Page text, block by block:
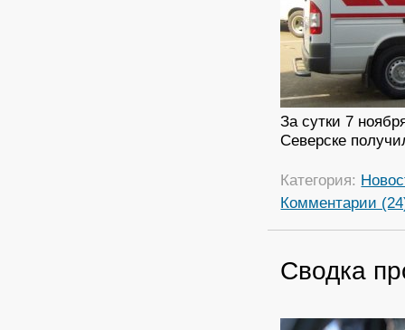
За сутки 7
Северске
Категория:
Комментарии
Сводка